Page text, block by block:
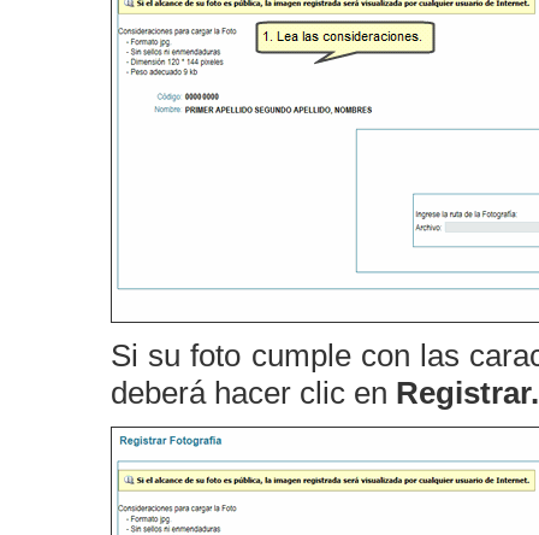
Si su foto cumple con las
deberá hacer clic en Registrar.